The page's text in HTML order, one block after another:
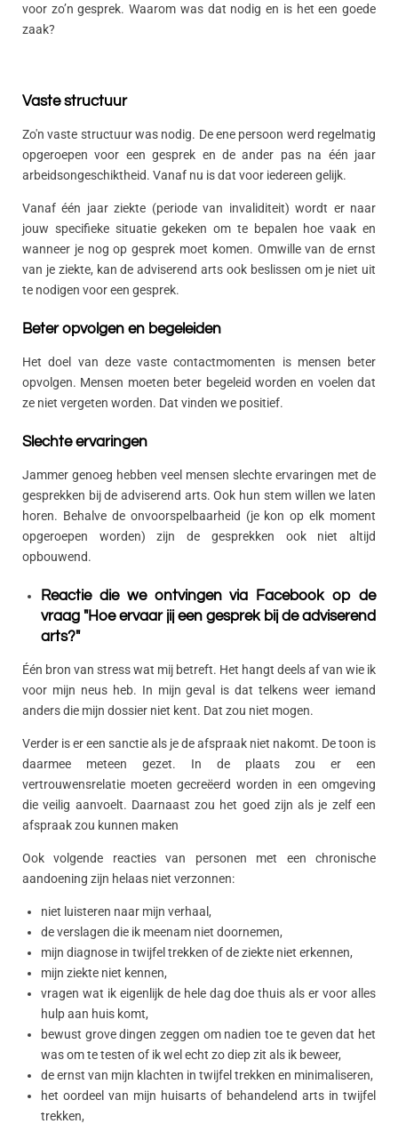
voor zo’n gesprek. Waarom was dat nodig en is het een goede
zaak?
Vaste structuur
Zo'n vaste structuur was nodig. De ene persoon werd regelmatig
opgeroepen voor een gesprek en de ander pas na één jaar
arbeidsongeschiktheid. Vanaf nu is dat voor iedereen gelijk.
Vanaf één jaar ziekte (periode van invaliditeit) wordt er naar
jouw specifieke situatie gekeken om te bepalen hoe vaak en
wanneer je nog op gesprek moet komen. Omwille van de ernst
van je ziekte, kan de adviserend arts ook beslissen om je niet uit
te nodigen voor een gesprek.
Beter opvolgen en begeleiden
Het doel van deze vaste contactmomenten is mensen beter
opvolgen. Mensen moeten beter begeleid worden en voelen dat
ze niet vergeten worden. Dat vinden we positief.
Slechte ervaringen
Jammer genoeg hebben veel mensen slechte ervaringen met de
gesprekken bij de adviserend arts. Ook hun stem willen we laten
horen. Behalve de onvoorspelbaarheid (je kon op elk moment
opgeroepen worden) zijn de gesprekken ook niet altijd
opbouwend.
Reactie die we ontvingen via Facebook op de
vraag "Hoe ervaar jij een gesprek bij de adviserend
arts?"
Één bron van stress wat mij betreft. Het hangt deels af van wie ik
voor mijn neus heb. In mijn geval is dat telkens weer iemand
anders die mijn dossier niet kent. Dat zou niet mogen.
Verder is er een sanctie als je de afspraak niet nakomt. De toon is
daarmee meteen gezet. In de plaats zou er een
vertrouwensrelatie moeten gecreëerd worden in een omgeving
die veilig aanvoelt. Daarnaast zou het goed zijn als je zelf een
afspraak zou kunnen maken
Ook volgende reacties van personen met een chronische
aandoening zijn helaas niet verzonnen:
niet luisteren naar mijn verhaal,
de verslagen die ik meenam niet doornemen,
mijn diagnose in twijfel trekken of de ziekte niet erkennen,
mijn ziekte niet kennen,
vragen wat ik eigenlijk de hele dag doe thuis als er voor alles
hulp aan huis komt,
bewust grove dingen zeggen om nadien toe te geven dat het
was om te testen of ik wel echt zo diep zit als ik beweer,
de ernst van mijn klachten in twijfel trekken en minimaliseren,
het oordeel van mijn huisarts of behandelend arts in twijfel
trekken,